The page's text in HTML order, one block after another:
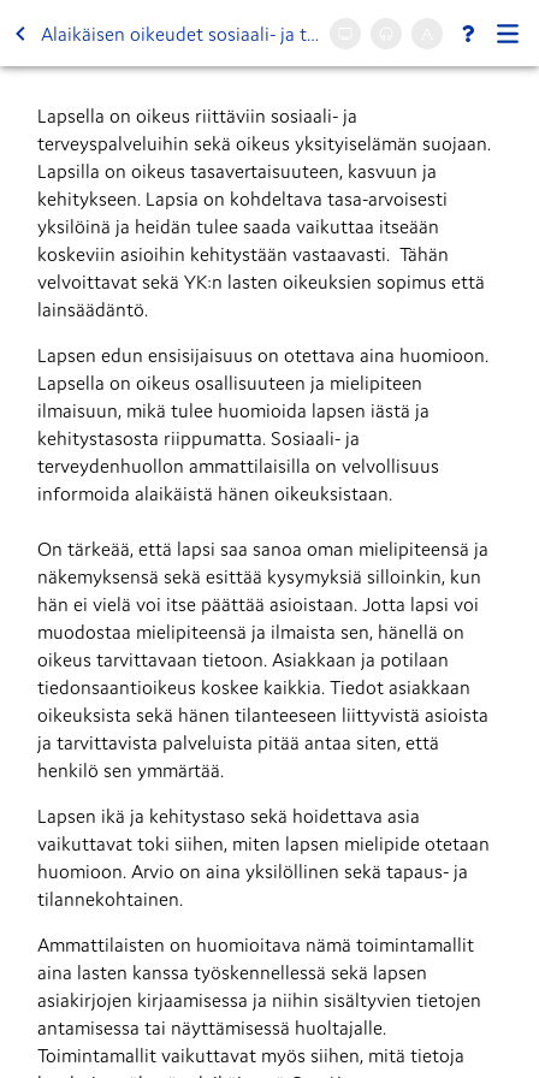
Alaikäisen oikeudet sosiaali- ja terveydenhuollossa
Lapsella on oikeus riittäviin sosiaali- ja
terveyspalveluihin sekä oikeus yksityiselämän suojaan.
Lapsilla on oikeus tasavertaisuuteen, kasvuun ja
kehitykseen. Lapsia on kohdeltava tasa-arvoisesti
yksilöinä ja heidän tulee saada vaikuttaa itseään
koskeviin asioihin kehitystään vastaavasti.  Tähän
velvoittavat sekä YK:n lasten oikeuksien sopimus että
lainsäädäntö.
Lapsen edun ensisijaisuus on otettava aina huomioon.
Lapsella on oikeus osallisuuteen ja mielipiteen
ilmaisuun, mikä tulee huomioida lapsen iästä ja
kehitystasosta riippumatta. Sosiaali- ja
terveydenhuollon ammattilaisilla on velvollisuus
informoida alaikäistä hänen oikeuksistaan.
On tärkeää, että lapsi saa sanoa oman mielipiteensä ja
näkemyksensä sekä esittää kysymyksiä silloinkin, kun
hän ei vielä voi itse päättää asioistaan. Jotta lapsi voi
muodostaa mielipiteensä ja ilmaista sen, hänellä on
oikeus tarvittavaan tietoon. Asiakkaan ja potilaan
tiedonsaantioikeus koskee kaikkia. Tiedot asiakkaan
oikeuksista sekä hänen tilanteeseen liittyvistä asioista
ja tarvittavista palveluista pitää antaa siten, että
henkilö sen ymmärtää.
Lapsen ikä ja kehitystaso sekä hoidettava asia
vaikuttavat toki siihen, miten lapsen mielipide otetaan
huomioon. Arvio on aina yksilöllinen sekä tapaus- ja
tilannekohtainen.
Ammattilaisten on huomioitava nämä toimintamallit
aina lasten kanssa työskennellessä sekä lapsen
asiakirjojen kirjaamisessa ja niihin sisältyvien tietojen
antamisessa tai näyttämisessä huoltajalle.
Toimintamallit vaikuttavat myös siihen, mitä tietoja